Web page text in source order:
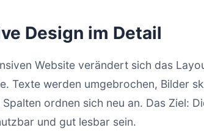
Design im Detail
Website verändert sich das
Texte werden umgebrochen, Bilder
ordnen sich neu an. Das Ziel:
und gut lesbar sein.